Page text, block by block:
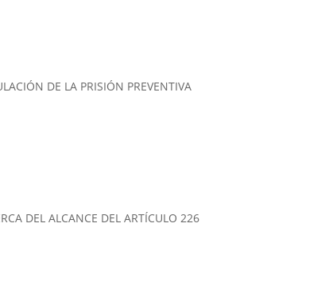
DE LA PRISIÓN PREVENTIVA
DEL ALCANCE DEL ARTÍCULO 226